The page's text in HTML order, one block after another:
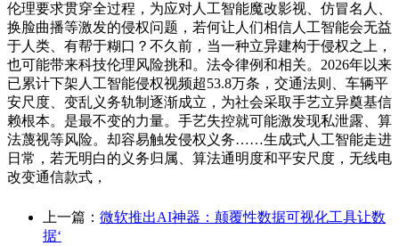
伦理要求贯穿全过程，为应对人工智能魔改影视、仿冒名人、
换脸曲播等激发的侵权问题，若何让人们相信人工智能会无益
于人类、有帮于糊口？不久前，当一种立异建构于侵权之上，
也可能带来科技伦理风险挑和。法令律例和相关。2026年以来
已累计下架人工智能侵权视频超53.8万条，交通法则、车辆平
安尺度、变乱义务轨制逐渐成立，为社会采取手艺立异奠基信
赖根本。是最不变的力量。手艺失控就可能激发现私泄露、算
法蔑视等风险。却容易触发侵权义务……生成式人工智能走进
日常，若无明白的义务归属、算法通明度和平安尺度，无线电
改变通信款式，
上一篇： 微软推出AI神器：颠覆性数据可视化工具让数
据‘